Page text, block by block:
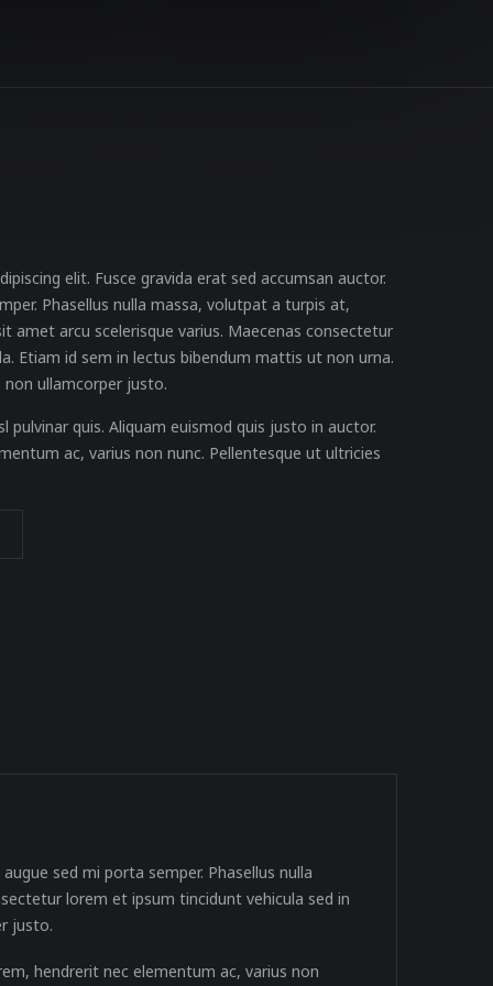
elit. Fusce gravida erat sed accumsan auctor.
Phasellus nulla massa, volutpat a turpis at,
amet arcu scelerisque varius. Maecenas consectetur
Etiam id sem in lectus bibendum mattis ut non urna.
ullamcorper justo.
pulvinar quis. Aliquam euismod quis justo in auctor.
ac, varius non nunc. Pellentesque ut ultricies
sed mi porta semper. Phasellus nulla
lorem et ipsum tincidunt vehicula sed in
justo.
hendrerit nec elementum ac, varius non